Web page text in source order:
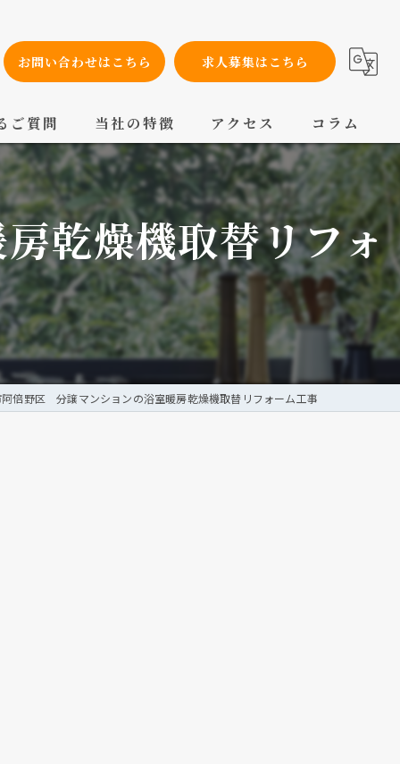
お問い合わせはこちら 求人募集はこちら
ご質問 当社の特徴
設備工事
内装工事
メンテナンス
配管工事
交換
アクセス コラム
乾燥機取替リフォ
阿倍野区 分譲マンションの浴室暖房乾燥機取替リフォーム工事